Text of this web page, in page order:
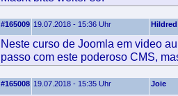
#165009 19.07.2018 - 15:36 Uhr Hildred
Neste curso de Joomla em video
passo com este poderoso CMS,
#165008 19.07.2018 - 15:35 Uhr Joie